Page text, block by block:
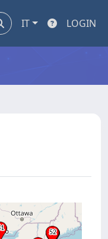
IT LOGIN